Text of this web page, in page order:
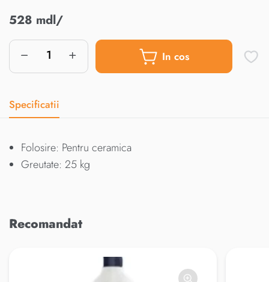
528 mdl/
In cos
Specificatii
Folosire: Pentru ceramica
Greutate: 25 kg
Recomandat